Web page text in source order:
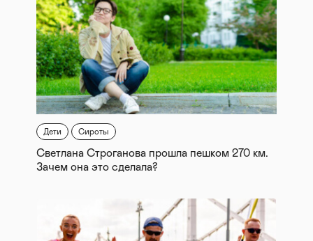
Дети Сироты
Светлана Строганова прошла пешком 270 км.
Зачем она это сделала?